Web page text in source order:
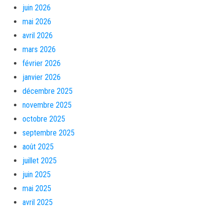
juin 2026
mai 2026
avril 2026
mars 2026
février 2026
janvier 2026
décembre 2025
novembre 2025
octobre 2025
septembre 2025
août 2025
juillet 2025
juin 2025
mai 2025
avril 2025